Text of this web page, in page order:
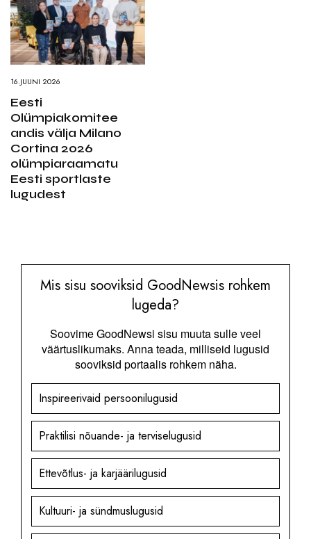
16.JUUNI 2026
Eesti
Olümpiakomitee
andis välja Milano
Cortina 2026
olümpiaraamatu
Eesti sportlaste
lugudest
Mis sisu sooviksid GoodNewsis rohkem
lugeda?
Soovime GoodNewsi sisu muuta sulle veel
väärtuslikumaks. Anna teada, milliseid lugusid
sooviksid portaalis rohkem näha.
Inspireerivaid persoonilugusid
Praktilisi nõuande- ja terviselugusid
Ettevõtlus- ja karjäärilugusid
Kultuuri- ja sündmuslugusid